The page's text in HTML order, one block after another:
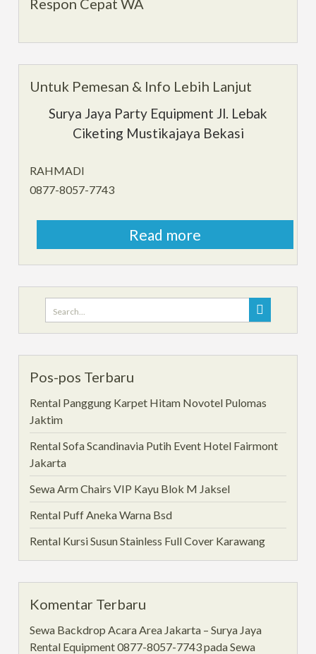
Respon Cepat WA
Untuk Pemesan & Info Lebih Lanjut
Surya Jaya Party Equipment Jl. Lebak
Ciketing Mustikajaya Bekasi
RAHMADI
0877-8057-7743
Read more
Search
for:
Pos-pos Terbaru
Rental Panggung Karpet Hitam Novotel Pulomas
Jaktim
Rental Sofa Scandinavia Putih Event Hotel Fairmont
Jakarta
Sewa Arm Chairs VIP Kayu Blok M Jaksel
Rental Puff Aneka Warna Bsd
Rental Kursi Susun Stainless Full Cover Karawang
Komentar Terbaru
Sewa Backdrop Acara Area Jakarta – Surya Jaya
Rental Equipment 0877-8057-7743padaSewa